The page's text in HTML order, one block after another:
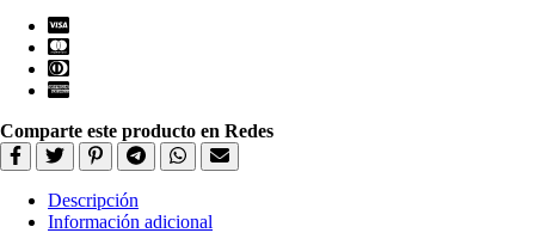
Comparte este producto en Redes
Descripción
Información adicional